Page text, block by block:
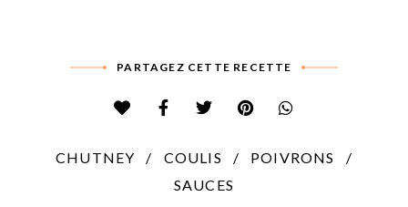
PARTAGEZ CETTE RECETTE
CHUTNEY COULIS
POIVRONS
SAUCES